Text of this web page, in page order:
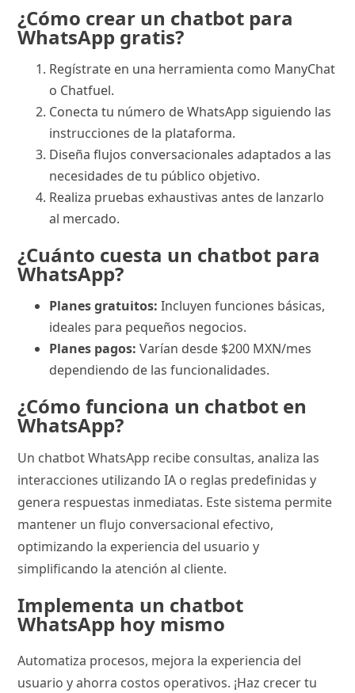
¿Cómo crear un chatbot para
WhatsApp gratis?
Regístrate en una herramienta como ManyChat
o Chatfuel.
Conecta tu número de WhatsApp siguiendo las
instrucciones de la plataforma.
Diseña flujos conversacionales adaptados a las
necesidades de tu público objetivo.
Realiza pruebas exhaustivas antes de lanzarlo
al mercado.
¿Cuánto cuesta un chatbot para
WhatsApp?
Planes gratuitos: Incluyen funciones básicas,
ideales para pequeños negocios.
Planes pagos: Varían desde $200 MXN/mes
dependiendo de las funcionalidades.
¿Cómo funciona un chatbot en
WhatsApp?
Un chatbot WhatsApp recibe consultas, analiza las
interacciones utilizando IA o reglas predefinidas y
genera respuestas inmediatas. Este sistema permite
mantener un flujo conversacional efectivo,
optimizando la experiencia del usuario y
simplificando la atención al cliente.
Implementa un chatbot
WhatsApp hoy mismo
Automatiza procesos, mejora la experiencia del
usuario y ahorra costos operativos. ¡Haz crecer tu